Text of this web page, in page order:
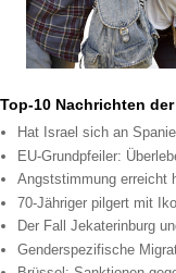
Top-10 Nachrichten
Hat Israel sich an
EU-Grundpfeiler:
Angststimmung erreicht
70-Jähriger pilgert mit
Der Fall Jekaterinburg
Genderspezifische